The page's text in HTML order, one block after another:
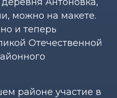
можно на макете.
и теперь
Отечественной
районе участие в